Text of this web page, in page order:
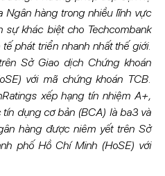
Ngân hàng trong nhiều lĩnh vực
sự khác biệt cho Techcombank
phát triển nhanh nhất thế giới.
Sở Giao dịch Chứng khoán
với mã chứng khoán TCB.
xếp hạng tín nhiệm A+,
dụng cơ bản (BCA) là ba3 và
hàng được niêm yết trên Sở
phố Hồ Chí Minh (HoSE) với